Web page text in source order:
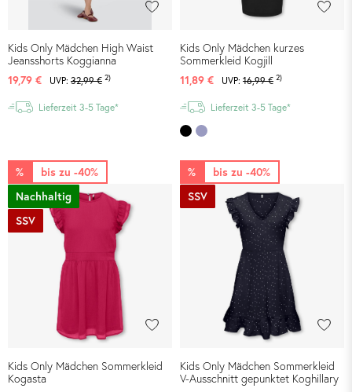
Kids Only Mädchen High Waist
Jeansshorts Koggianna
19,79 €
UVP: 32,99 € 2)
Lieferzeit 3-5 Tage*
Kids Only Mädchen kurzes
Sommerkleid Kogjill
11,89 €
UVP: 16,99 € 2)
Lieferzeit 3-5 Tage*
bis zu -40%
%
Nachhaltig
SSV
Kids Only Mädchen Sommerkleid
Kogasta
bis zu -40%
%
SSV
Kids Only Mädchen Sommerkleid
V-Ausschnitt gepunktet Koghillary